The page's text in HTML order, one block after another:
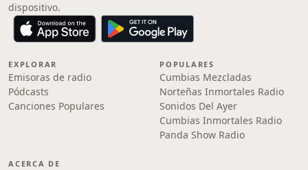
dispositivo.
EXPLORAR
Emisoras de radio
Pódcasts
Canciones Populares
POPULARES
Cumbias Mezcladas
Norteñas Inmortales Radio
Sonidos Del Ayer
Cumbias Inmortales Radio
Panda Show Radio
ACERCA DE